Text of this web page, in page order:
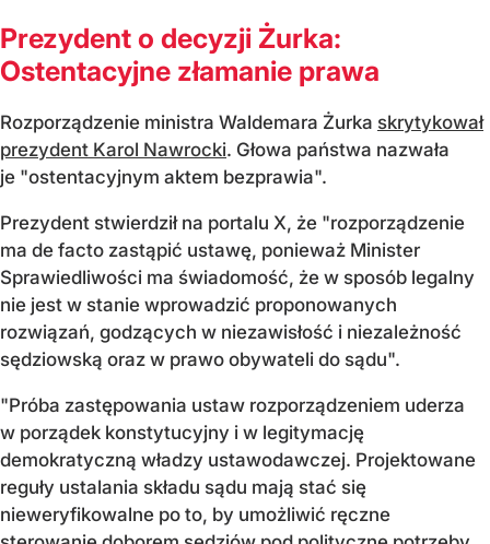
Prezydent o decyzji Żurka:
Ostentacyjne złamanie prawa
Rozporządzenie ministra Waldemara Żurka skrytykował
prezydent Karol Nawrocki. Głowa państwa nazwała
je "ostentacyjnym aktem bezprawia".
Prezydent stwierdził na portalu X, że "rozporządzenie
ma de facto zastąpić ustawę, ponieważ Minister
Sprawiedliwości ma świadomość, że w sposób legalny
nie jest w stanie wprowadzić proponowanych
rozwiązań, godzących w niezawisłość i niezależność
sędziowską oraz w prawo obywateli do sądu".
"Próba zastępowania ustaw rozporządzeniem uderza
w porządek konstytucyjny i w legitymację
demokratyczną władzy ustawodawczej. Projektowane
reguły ustalania składu sądu mają stać się
nieweryfikowalne po to, by umożliwić ręczne